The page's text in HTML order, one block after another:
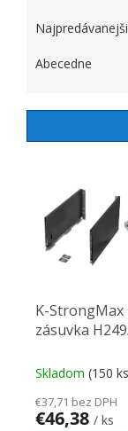
Abecedne
K-StrongMax
zásuvka
Skladom (150
€37,71 bez DPH
€46,38 / ks